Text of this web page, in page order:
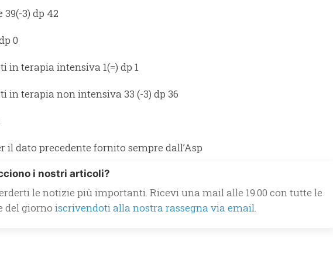
3) dp 42
0
in terapia intensiva 1(=) dp 1
in terapia non intensiva 33 (-3) dp 36
il dato precedente fornito sempre dall’Asp
i nostri articoli?
le notizie più importanti. Ricevi una mail alle 19.00 con tutte le
del giorno iscrivendoti alla nostra rassegna via email.